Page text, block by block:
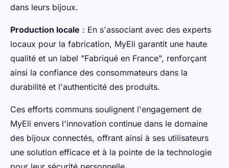
dans leurs bijoux.
Production locale : En s'associant avec des experts
locaux pour la fabrication, MyEli garantit une haute
qualité et un label "Fabriqué en France", renforçant
ainsi la confiance des consommateurs dans la
durabilité et l'authenticité des produits.
Ces efforts communs soulignent l'engagement de
MyEli envers l'innovation continue dans le domaine
des bijoux connectés, offrant ainsi à ses utilisateurs
une solution efficace et à la pointe de la technologie